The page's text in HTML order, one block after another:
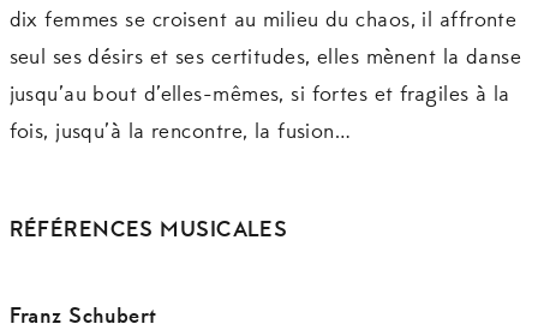
dix femmes se croisent au milieu du chaos, il affronte
seul ses désirs et ses certitudes, elles mènent la danse
jusqu’au bout d’elles-mêmes, si fortes et fragiles à la
fois, jusqu’à la rencontre, la fusion…
RÉFÉRENCES MUSICALES
Franz Schubert